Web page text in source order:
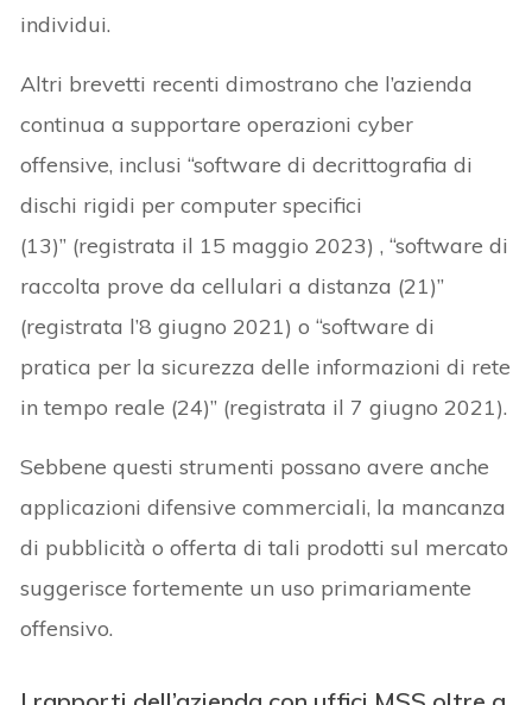
individui.
Altri brevetti recenti dimostrano che l’azienda
continua a supportare operazioni cyber
offensive, inclusi “software di decrittografia di
dischi rigidi per computer specifici
(13)” (registrata il 15 maggio 2023) , “software di
raccolta prove da cellulari a distanza (21)”
(registrata l’8 giugno 2021) o “software di
pratica per la sicurezza delle informazioni di rete
in tempo reale (24)” (registrata il 7 giugno 2021).
Sebbene questi strumenti possano avere anche
applicazioni difensive commerciali, la mancanza
di pubblicità o offerta di tali prodotti sul mercato
suggerisce fortemente un uso primariamente
offensivo.